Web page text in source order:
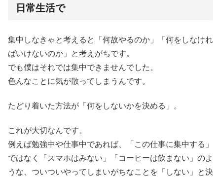
日常生活で
集中しなきゃと考えると「何故やるのか」「何をしなけれ
ばいけないのか」と考えがちです。
でも僕はそれでは集中できませんでした。
色んなことに気が散ってしまうんです。
たどり着いた方法が「何をしないかを決める」。
これが大切なんです。
例えば勉強中や仕事中であれば、「この仕事に集中する」
ではなく「スマホはみない」「コーヒーは飲まない」のよ
うな、ついついやってしまいがちなことを「しない」と決